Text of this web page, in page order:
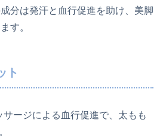
分は発汗と血行促進を助け、美脚
す。
ト
サージによる血行促進で、太もも